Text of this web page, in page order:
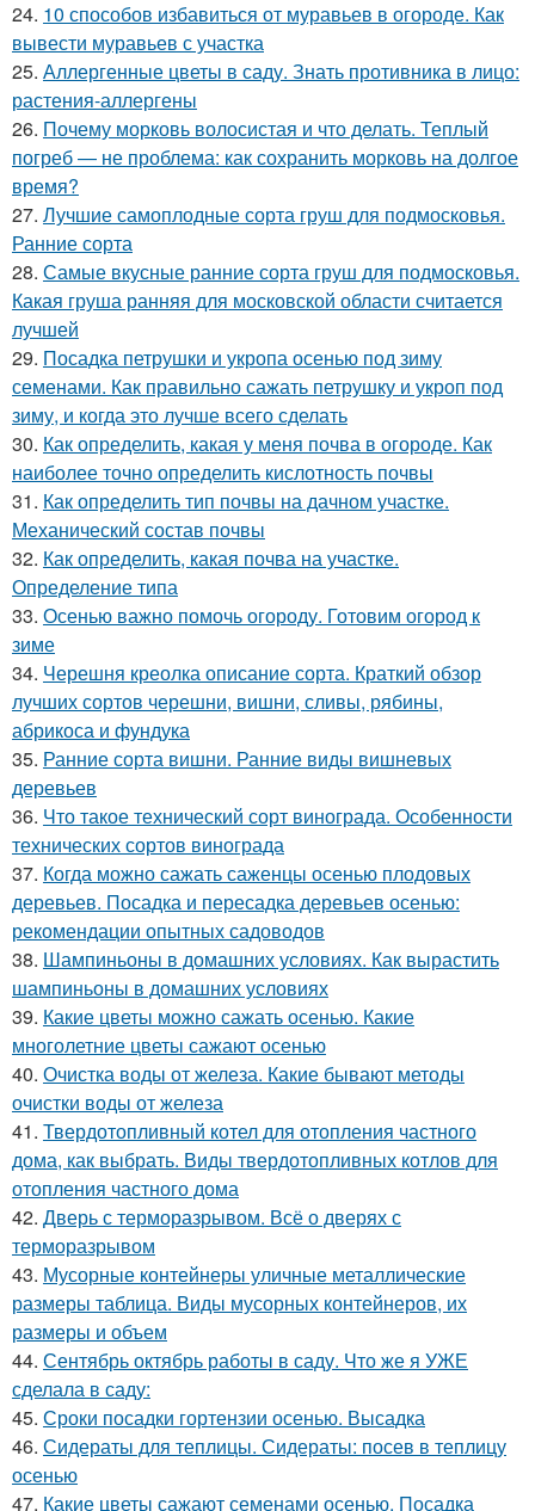
24. 10 способов избавиться от муравьев в огороде. Как
вывести муравьев с участка
25. Аллергенные цветы в саду. Знать противника в лицо:
растения-аллергены
26. Почему морковь волосистая и что делать. Теплый
погреб — не проблема: как сохранить морковь на долгое
время?
27. Лучшие самоплодные сорта груш для подмосковья.
Ранние сорта
28. Самые вкусные ранние сорта груш для подмосковья.
Какая груша ранняя для московской области считается
лучшей
29. Посадка петрушки и укропа осенью под зиму
семенами. Как правильно сажать петрушку и укроп под
зиму, и когда это лучше всего сделать
30. Как определить, какая у меня почва в огороде. Как
наиболее точно определить кислотность почвы
31. Как определить тип почвы на дачном участке.
Механический состав почвы
32. Как определить, какая почва на участке.
Определение типа
33. Осенью важно помочь огороду. Готовим огород к
зиме
34. Черешня креолка описание сорта. Краткий обзор
лучших сортов черешни, вишни, сливы, рябины,
абрикоса и фундука
35. Ранние сорта вишни. Ранние виды вишневых
деревьев
36. Что такое технический сорт винограда. Особенности
технических сортов винограда
37. Когда можно сажать саженцы осенью плодовых
деревьев. Посадка и пересадка деревьев осенью:
рекомендации опытных садоводов
38. Шампиньоны в домашних условиях. Как вырастить
шампиньоны в домашних условиях
39. Какие цветы можно сажать осенью. Какие
многолетние цветы сажают осенью
40. Очистка воды от железа. Какие бывают методы
очистки воды от железа
41. Твердотопливный котел для отопления частного
дома, как выбрать. Виды твердотопливных котлов для
отопления частного дома
42. Дверь с терморазрывом. Всё о дверях с
терморазрывом
43. Мусорные контейнеры уличные металлические
размеры таблица. Виды мусорных контейнеров, их
размеры и объем
44. Сентябрь октябрь работы в саду. Что же я УЖЕ
сделала в саду:
45. Сроки посадки гортензии осенью. Высадка
46. Сидераты для теплицы. Сидераты: посев в теплицу
осенью
47. Какие цветы сажают семенами осенью. Посадка